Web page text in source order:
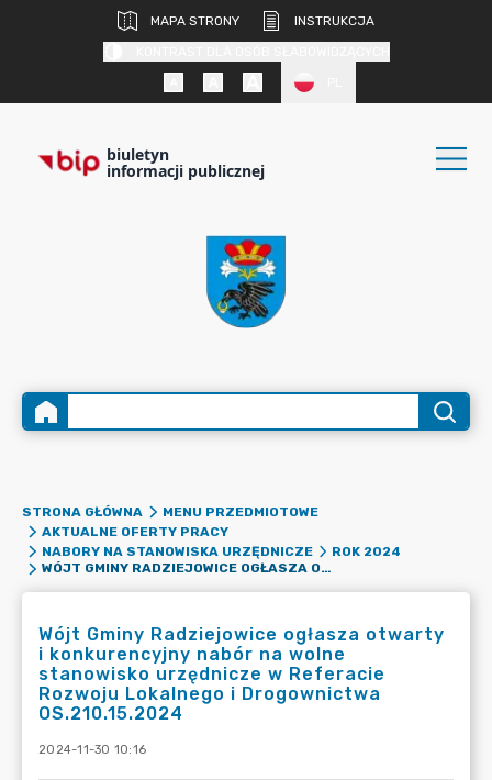
MAPA STRONY
INSTRUKCJA
biuletyn
informacji publicznej
STRONA GŁÓWNA
MENU PRZEDMIOTOWE
AKTUALNE OFERTY PRACY
NABORY NA STANOWISKA URZĘDNICZE
ROK 2024
WÓJT GMINY RADZIEJOWICE OGŁASZA OTWARTY I KONKURENCYJNY NABÓR NA WOLNE STANOWISKO URZĘDNICZE W REFERACIE ROZWOJU LOKALNEGO I DROGOWNICTWA OS.210.15.2024
Wójt Gminy Radziejowice ogłasza otwarty
i konkurencyjny nabór na wolne
stanowisko urzędnicze w Referacie
Rozwoju Lokalnego i Drogownictwa
OS.210.15.2024
2024-11-30 10:16